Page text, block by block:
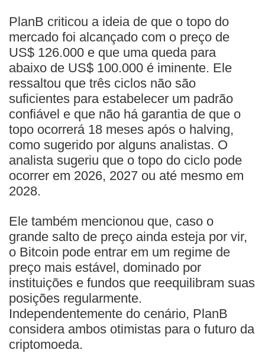
PlanB criticou a ideia de que o topo do
mercado foi alcançado com o preço de
US$ 126.000 e que uma queda para
abaixo de US$ 100.000 é iminente. Ele
ressaltou que três ciclos não são
suficientes para estabelecer um padrão
confiável e que não há garantia de que o
topo ocorrerá 18 meses após o halving,
como sugerido por alguns analistas. O
analista sugeriu que o topo do ciclo pode
ocorrer em 2026, 2027 ou até mesmo em
2028.
Ele também mencionou que, caso o
grande salto de preço ainda esteja por vir,
o Bitcoin pode entrar em um regime de
preço mais estável, dominado por
instituições e fundos que reequilibram suas
posições regularmente.
Independentemente do cenário, PlanB
considera ambos otimistas para o futuro da
criptomoeda.